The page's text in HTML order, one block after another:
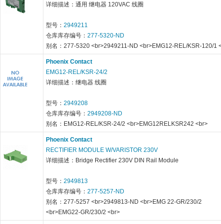
详细描述：通用 继电器 120VAC 线圈
型号： 2949211
仓库库存编号： 277-5320-ND
别名：277-5320 <br>2949211-ND <br>EMG12-REL/KSR-120/1
Phoenix Contact
EMG12-REL/KSR-24/2
详细描述：继电器 线圈
型号： 2949208
仓库库存编号： 2949208-ND
别名：EMG12-REL/KSR-24/2 <br>EMG12RELKSR242 <br>
Phoenix Contact
RECTIFIER MODULE W/VARISTOR 230V
详细描述：Bridge Rectifier 230V DIN Rail Module
型号： 2949813
仓库库存编号： 277-5257-ND
别名：277-5257 <br>2949813-ND <br>EMG 22-GR/230/2
<br>EMG22-GR/230/2 <br>